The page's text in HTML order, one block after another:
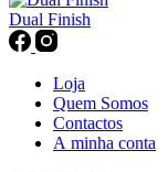
Dual Finish
Loja
Quem Somos
Contactos
A minha conta